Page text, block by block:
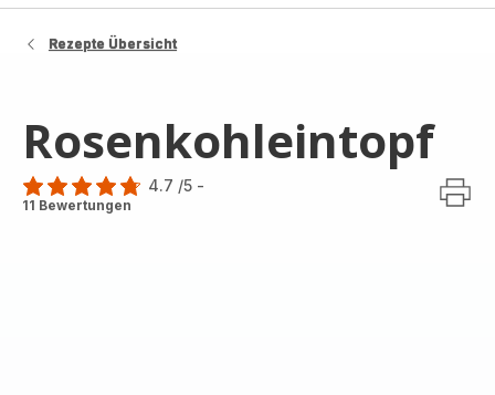
Rezepte Übersicht
Rosenkohleintopf
ratings.4.7
4.7 /5 -
11 Bewertungen